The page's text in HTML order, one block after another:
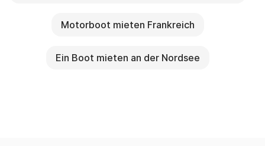
Motorboot mieten Frankreich
Ein Boot mieten an der Nordsee